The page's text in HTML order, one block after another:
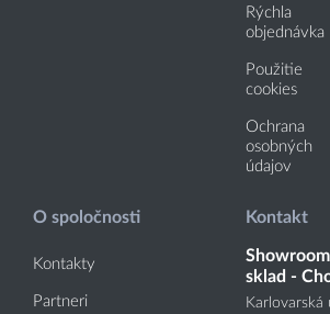
Rýchla
objednávka
Použitie
cookies
Ochrana
osobných
údajov
O spoločnosti
Kontakty
Partneri
Kontakt
sklad -
Karlovarská